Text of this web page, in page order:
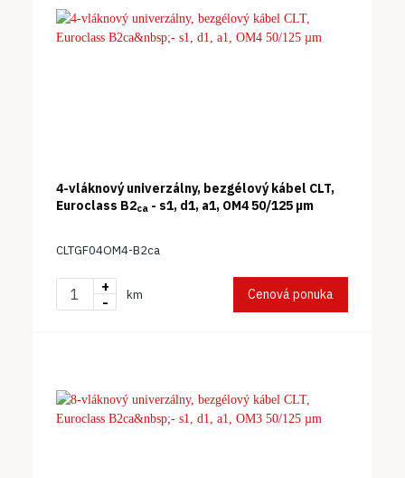
4-vláknový univerzálny, bezgélový kábel CLT,
Euroclass B2ca - s1, d1, a1, OM4 50/125 µm
CLTGF04OM4-B2ca
+
-
km Cenová ponuka